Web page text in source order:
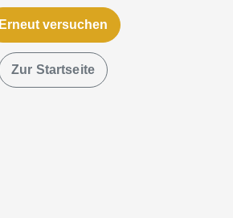
Erneut versuchen
Zur Startseite